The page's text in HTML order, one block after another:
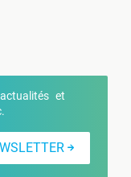
actualités et